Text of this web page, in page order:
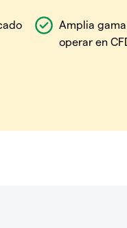
Amplia
operar en